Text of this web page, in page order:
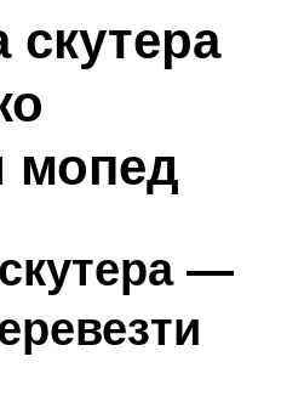
скутера
мопед
—